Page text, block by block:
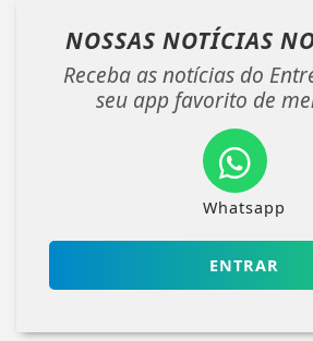
NOSSAS NOTÍCIAS
Receba as notícias do
seu app favorito de
Whatsapp
ENTRAR